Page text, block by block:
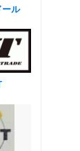
ル